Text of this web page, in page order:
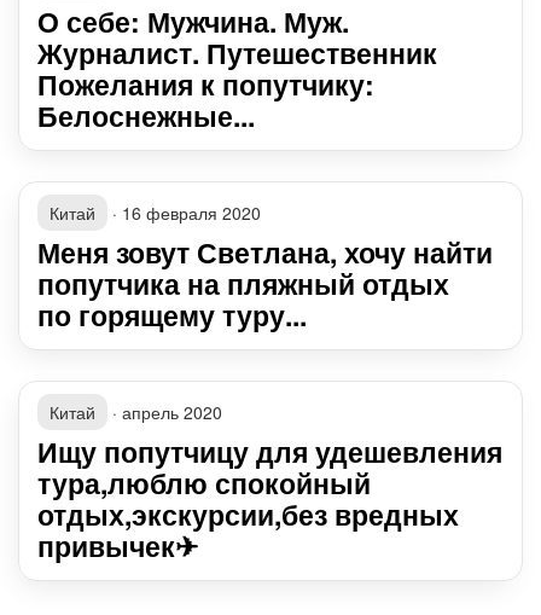
О себе: Мужчина. Муж.
Журналист. Путешественник
Пожелания к попутчику:
Белоснежные...
Китай · 16 февраля 2020
Меня зовут Светлана, хочу найти
попутчика на пляжный отдых
по горящему туру...
Китай · апрель 2020
Ищу попутчицу для удешевления
тура,люблю спокойный
отдых,экскурсии,без вредных
привычек✈